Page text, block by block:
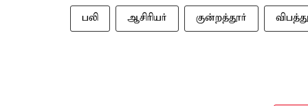
பலி ஆசிரியர் குன்றத்தூர்